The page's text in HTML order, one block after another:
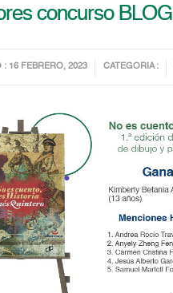
concurso BLOG
: 16 FEBRERO, 2023 CATEGORIA :